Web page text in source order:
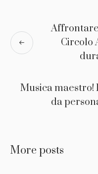
Circolo
Musica maestro!
da
More posts